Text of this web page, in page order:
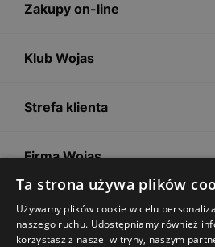
Zakupy on-line
Klub Wojas
Strefa klienta
Firma Wojas
Porady
Ta strona używa plików
Używamy plików cookie w celu
naszego ruchu. Udostępniamy również
korzystasz z naszej witryny, naszym